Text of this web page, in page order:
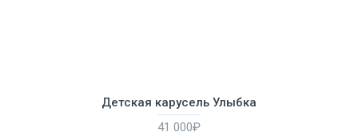
Детская карусель Улыбка
41 000₽